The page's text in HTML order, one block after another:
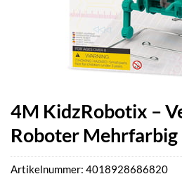
4M KidzRobotix –
Roboter Mehrfarbig
Artikelnummer: 4018928686820